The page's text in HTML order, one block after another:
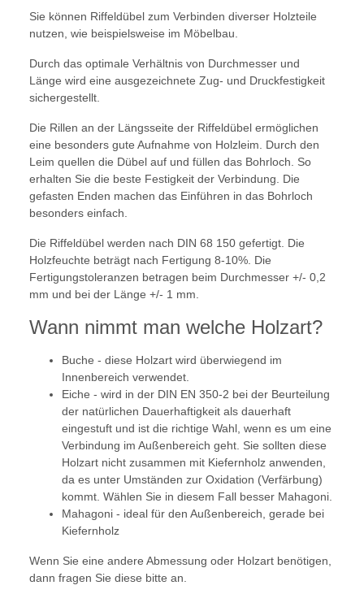
Sie können Riffeldübel zum Verbinden diverser Holzteile
nutzen, wie beispielsweise im Möbelbau.
Durch das optimale Verhältnis von Durchmesser und
Länge wird eine ausgezeichnete Zug- und Druckfestigkeit
sichergestellt.
Die Rillen an der Längsseite der Riffeldübel ermöglichen
eine besonders gute Aufnahme von Holzleim. Durch den
Leim quellen die Dübel auf und füllen das Bohrloch. So
erhalten Sie die beste Festigkeit der Verbindung. Die
gefasten Enden machen das Einführen in das Bohrloch
besonders einfach.
Die Riffeldübel werden nach DIN 68 150 gefertigt. Die
Holzfeuchte beträgt nach Fertigung 8-10%. Die
Fertigungstoleranzen betragen beim Durchmesser +/- 0,2
mm und bei der Länge +/- 1 mm.
Wann nimmt man welche Holzart?
Buche - diese Holzart wird überwiegend im
Innenbereich verwendet.
Eiche - wird in der DIN EN 350-2 bei der Beurteilung
der natürlichen Dauerhaftigkeit als dauerhaft
eingestuft und ist die richtige Wahl, wenn es um eine
Verbindung im Außenbereich geht. Sie sollten diese
Holzart nicht zusammen mit Kiefernholz anwenden,
da es unter Umständen zur Oxidation (Verfärbung)
kommt. Wählen Sie in diesem Fall besser Mahagoni.
Mahagoni - ideal für den Außenbereich, gerade bei
Kiefernholz
Wenn Sie eine andere Abmessung oder Holzart benötigen,
dann fragen Sie diese bitte an.